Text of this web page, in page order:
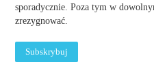
sporadycznie. Poza tym w
zrezygnować.